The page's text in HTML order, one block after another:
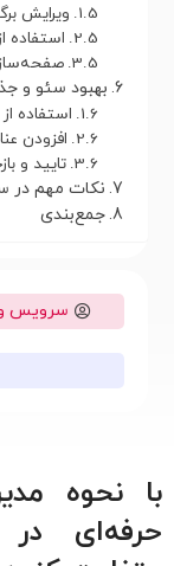
ویرایش
استفاده
بهبود سئو و
استفاده
افزودن
تایید و
نکات مهم در
جمع‌بندی
سرویس
با نحوه
حرفه‌ای